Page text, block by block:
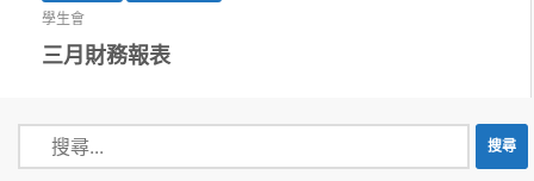
學生會
三月財務報表